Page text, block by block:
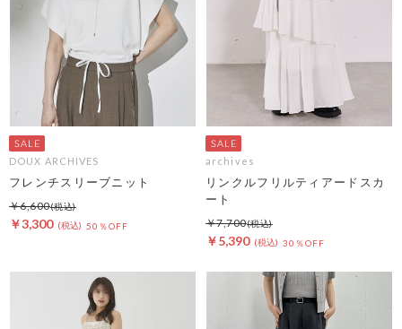
DOUX ARCHIVES
フレンチスリーブニット
￥3,300 50％OFF
￥6,600
archives
リンクルフリルティアードスカ
ート
￥5,390 30％OFF
￥7,700